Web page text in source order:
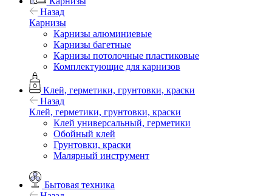
Назад
Карнизы
Карнизы алюминиевые
Карнизы багетные
Карнизы потолочные пластиковые
Комплектующие для карнизов
Клей, герметики, грунтовки, краски
Назад
Клей, герметики, грунтовки, краски
Клей универсальный, герметики
Обойный клей
Грунтовки, краски
Малярный инструмент
Бытовая техника